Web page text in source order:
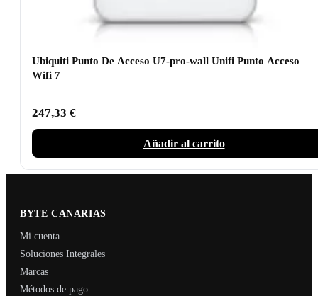
Ubiquiti Punto De Acceso U7-pro-wall Unifi Punto Acceso
Wifi 7
247,33 €
Añadir al carrito
BYTE CANARIAS
Mi cuenta
Soluciones Integrales
Marcas
Métodos de pago